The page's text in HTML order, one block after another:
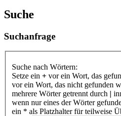
Suche
Suchanfrage
Suche nach Wörtern:
Setze ein + vor ein Wort, das
vor ein Wort, das nicht gefunden
mehrere Wörter getrennt durch |
wenn nur eines der Wörter
ein * als Platzhalter für teilweise